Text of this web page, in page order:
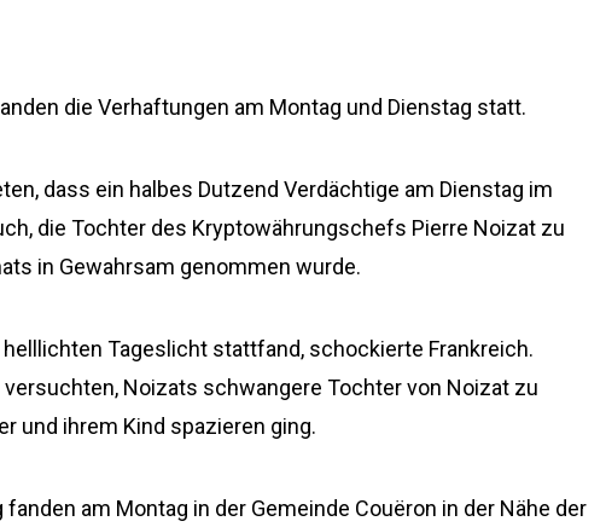
die Verhaftungen am Montag und Dienstag statt.
dass ein halbes Dutzend Verdächtige am Dienstag im
die Tochter des Kryptowährungschefs Pierre Noizat zu
in Gewahrsam genommen wurde.
helllichten Tageslicht stattfand, schockierte Frankreich.
Noizats schwangere Tochter von Noizat zu
und ihrem Kind spazieren ging.
am Montag in der Gemeinde Couëron in der Nähe der